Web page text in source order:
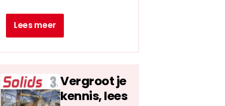
Lees meer
Vergroot je
kennis, lees